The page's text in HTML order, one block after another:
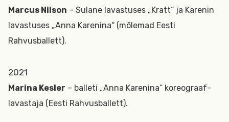
Marcus Nilson – Sulane lavastuses „Kratt“ ja Karenin
lavastuses „Anna Karenina“ (mõlemad Eesti
Rahvusballett).
2021
Marina Kesler – balleti „Anna Karenina“ koreograaf-
lavastaja (Eesti Rahvusballett).